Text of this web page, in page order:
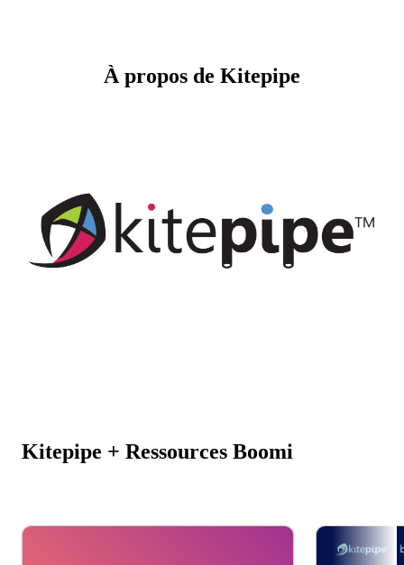
À propos de Kitepipe
Kitepipe + Ressources Boomi